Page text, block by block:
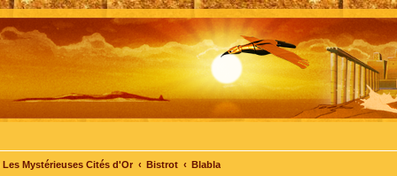
Les Mystérieuses Cités d'Or Bistrot Blabla